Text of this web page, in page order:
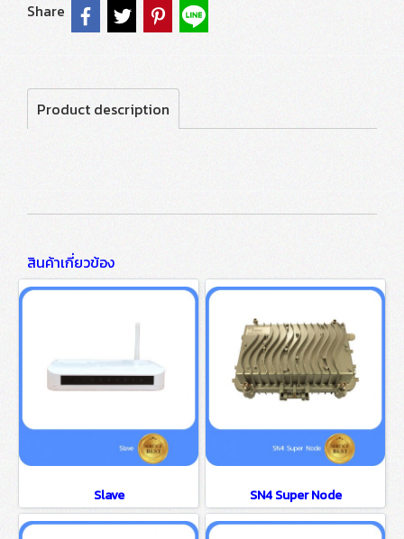
Share
Product description
สินค้าเกี่ยวข้อง
Slave SN4 Super Node